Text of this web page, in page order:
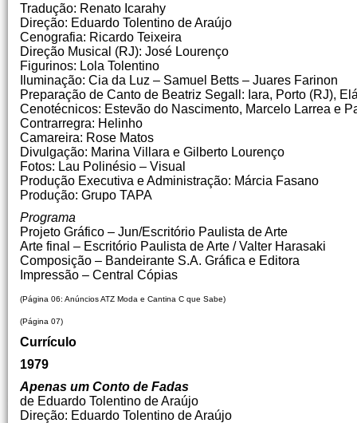
Tradução: Renato Icarahy
Direção: Eduardo Tolentino de Araújo
Cenografia: Ricardo Teixeira
Direção Musical (RJ): José Lourenço
Figurinos: Lola Tolentino
Iluminação: Cia da Luz – Samuel Betts – Juares Farinon
Preparação de Canto de Beatriz Segall: Iara, Porto (RJ),
Cenotécnicos: Estevão do Nascimento, Marcelo Larrea e
Contrarregra: Helinho
Camareira: Rose Matos
Divulgação: Marina Villara e Gilberto Lourenço
Fotos: Lau Polinésio – Visual
Produção Executiva e Administração: Márcia Fasano
Produção: Grupo TAPA
Programa
Projeto Gráfico – Jun/Escritório Paulista de Arte
Arte final – Escritório Paulista de Arte / Valter Harasaki
Composição – Bandeirante S.A. Gráfica e Editora
Impressão – Central Cópias
(Página 06: Anúncios ATZ Moda e Cantina C que Sabe)
(Página 07)
Currículo
1979
Apenas um Conto de Fadas
de Eduardo Tolentino de Araújo
Direção: Eduardo Tolentino de Araújo